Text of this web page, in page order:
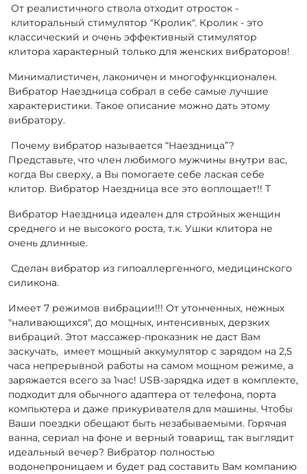
От реалистичного ствола отходит отросток -
клиторальный стимулятор "Кролик". Кролик - это
классический и очень эффективный стимулятор
клитора характерный только для женских вибраторов!
Минималистичен, лаконичен и многофункционален.
Вибратор Наездница собрал в себе самые лучшие
характеристики. Такое описание можно дать этому
вибратору.
Почему вибратор называется “Наездница”?
Представьте, что член любимого мужчины внутри вас,
когда Вы сверху, а Вы помогаете себе лаская себе
клитор. Вибратор Наездница все это воплощает!! Т
Вибратор Наездница идеален для стройных женщин
среднего и не высокого роста, т.к. Ушки клитора не
очень длинные.
Сделан вибратор из гипоаллергенного, медицинского
силикона.
Имеет 7 режимов вибрации!!! От утонченных, нежных
"наливающихся", до мощных, интенсивных, дерзких
вибраций. Этот массажер-проказник не даст Вам
заскучать, имеет мощный аккумулятор с зарядом на 2,5
часа непрерывной работы на самом мощном режиме, а
заряжается всего за 1час! USB-зарядка идет в комплекте,
подходит для обычного адаптера от телефона, порта
компьютера и даже прикуривателя для машины. Чтобы
Ваши поездки обещают быть незабываемыми. Горячая
ванна, сериал на фоне и верный товарищ, так выглядит
идеальный вечер? Вибратор полностью
водонепроницаем и будет рад составить Вам компанию